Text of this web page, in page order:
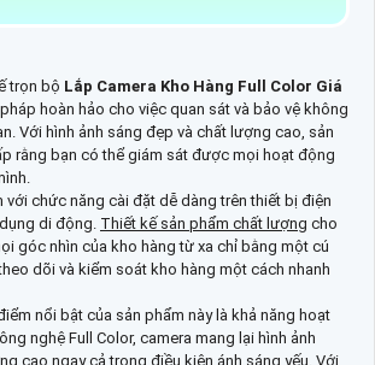
trọn bộ Lắp Camera Kho Hàng Full Color Giá
hoàn hảo cho việc quan sát và bảo vệ không
Với hình ảnh sáng đẹp và chất lượng cao, sản
rằng bạn có thể giám sát được mọi hoạt động
với chức năng cài đặt dễ dàng trên thiết bị điện
di động. Thiết kế sản phẩm chất lượng cho
góc nhìn của kho hàng từ xa chỉ bằng một cú
dõi và kiểm soát kho hàng một cách nhanh
nổi bật của sản phẩm này là khả năng hoạt
nghệ Full Color, camera mang lại hình ảnh
cao ngay cả trong điều kiện ánh sáng yếu. Với